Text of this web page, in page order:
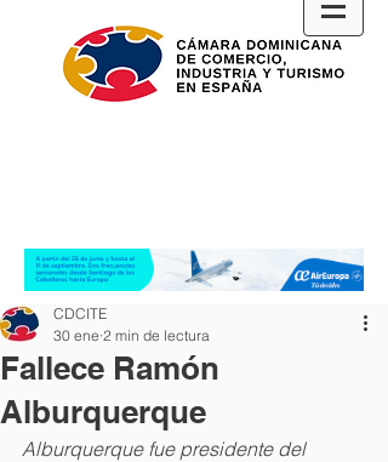
Fallece Ramón
Alburquerque
CDCITE
30 ene 2 min de lectura
Alburquerque fue presidente del